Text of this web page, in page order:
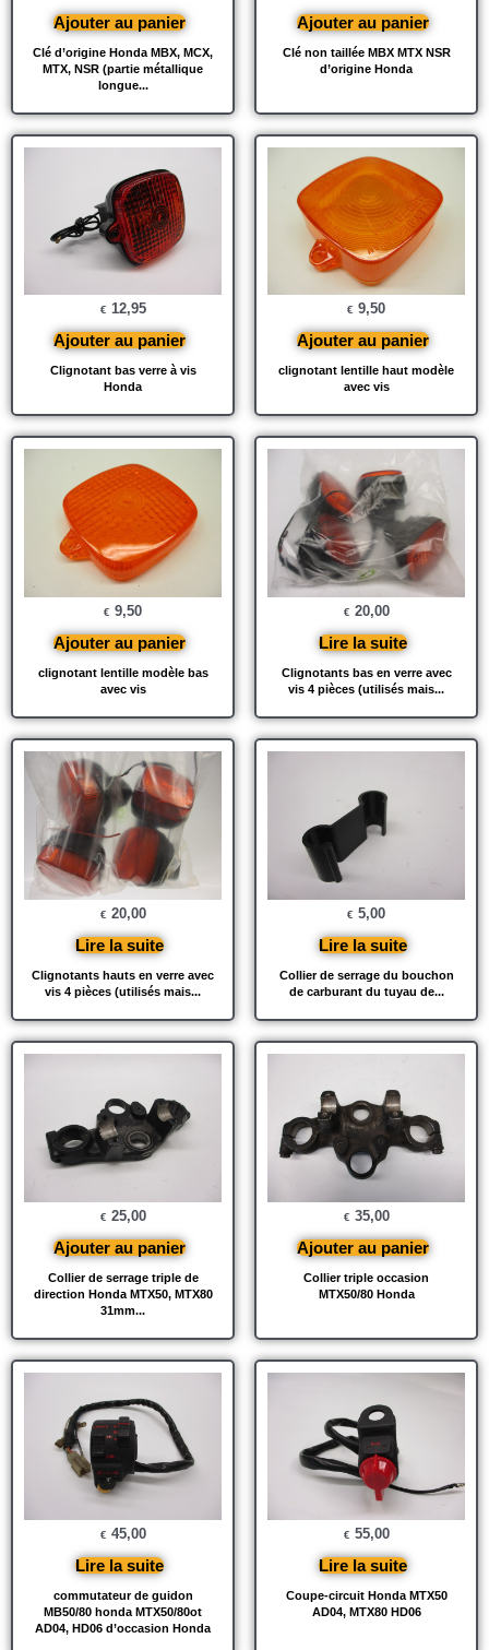
Clé d’origine Honda MBX, MCX,
MTX, NSR (partie métallique
longue...
Ajouter au panier
Clé non taillée MBX MTX NSR
d’origine Honda
Ajouter au panier
Clignotant bas verre à vis
Honda
€ 12,95
Ajouter au panier
clignotant lentille haut modèle
avec vis
€ 9,50
Ajouter au panier
clignotant lentille modèle bas
avec vis
€ 9,50
Ajouter au panier
Clignotants bas en verre avec
vis 4 pièces (utilisés mais...
€ 20,00
Lire la suite
Clignotants hauts en verre avec
vis 4 pièces (utilisés mais...
€ 20,00
Lire la suite
Collier de serrage du bouchon
de carburant du tuyau de...
€ 5,00
Lire la suite
Collier de serrage triple de
direction Honda MTX50, MTX80
31mm...
€ 25,00
Ajouter au panier
Collier triple occasion
MTX50/80 Honda
€ 35,00
Ajouter au panier
commutateur de guidon
MB50/80 honda MTX50/80ot
AD04, HD06 d’occasion Honda
€ 45,00
Lire la suite
Coupe-circuit Honda MTX50
AD04, MTX80 HD06
€ 55,00
Lire la suite